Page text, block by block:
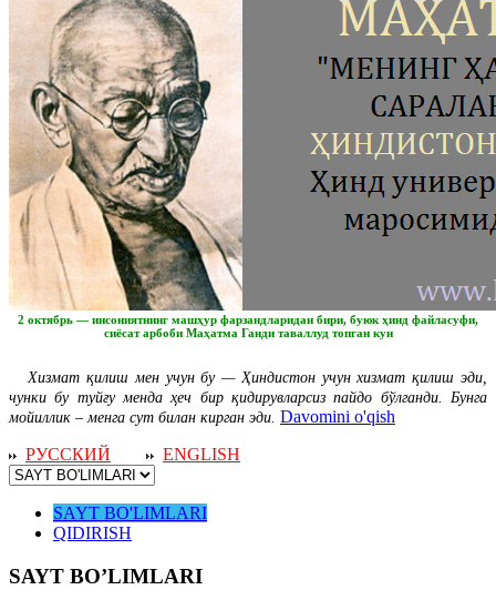
2 октябрь — инсониятнинг машҳур фарзандларидан бири, буюк ҳинд файласуфи,
сиёсат арбоби Маҳатма Ганди таваллуд топган кун
Хизмат қилиш мен учун бу — Ҳиндистон учун хизмат қилиш эди,
чунки бу туйғу менда ҳеч бир қидирувларсиз пайдо бўлганди. Бунга
мойиллик – менга сут билан кирган эди. Davomini o'qish
РУССКИЙ
ENGLISH
SAYT BO'LIMLARI
QIDIRISH
SAYT BO’LIMLARI